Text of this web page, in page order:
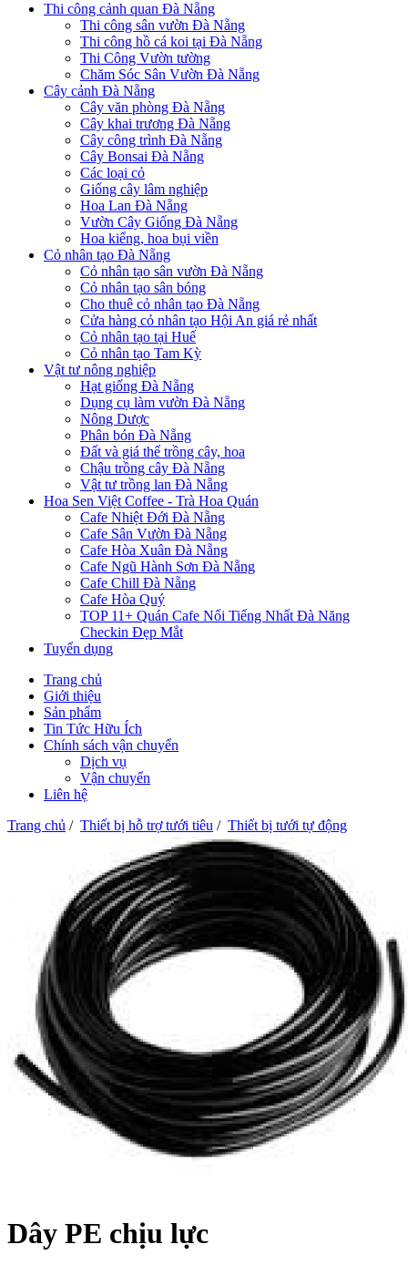
Thi công cảnh quan Đà Nẵng
Thi công sân vườn Đà Nẵng
Thi công hồ cá koi tại Đà Nẵng
Thi Công Vườn tường
Chăm Sóc Sân Vườn Đà Nẵng
Cây cảnh Đà Nẵng
Cây văn phòng Đà Nẵng
Cây khai trương Đà Nẵng
Cây công trình Đà Nẵng
Cây Bonsai Đà Nẵng
Các loại cỏ
Giống cây lâm nghiệp
Hoa Lan Đà Nẵng
Vườn Cây Giống Đà Nẵng
Hoa kiểng, hoa bụi viền
Cỏ nhân tạo Đà Nẵng
Cỏ nhân tạo sân vườn Đà Nẵng
Cỏ nhân tạo sân bóng
Cho thuê cỏ nhân tạo Đà Nẵng
Cửa hàng cỏ nhân tạo Hội An giá rẻ nhất
Cỏ nhân tạo tại Huế
Cỏ nhân tạo Tam Kỳ
Vật tư nông nghiệp
Hạt giống Đà Nẵng
Dụng cụ làm vườn Đà Nẵng
Nông Dược
Phân bón Đà Nẵng
Đất và giá thể trồng cây, hoa
Chậu trồng cây Đà Nẵng
Vật tư trồng lan Đà Nẵng
Hoa Sen Việt Coffee - Trà Hoa Quán
Cafe Nhiệt Đới Đà Nẵng
Cafe Sân Vườn Đà Nẵng
Cafe Hòa Xuân Đà Nẵng
Cafe Ngũ Hành Sơn Đà Nẵng
Cafe Chill Đà Nẵng
Cafe Hòa Quý
TOP 11+ Quán Cafe Nổi Tiếng Nhất Đà Năng
Checkin Đẹp Mắt
Tuyển dụng
Trang chủ
Giới thiệu
Sản phẩm
Tin Tức Hữu Ích
Chính sách vận chuyển
Dịch vụ
Vận chuyển
Liên hệ
Trang chủ / Thiết bị hỗ trợ tưới tiêu / Thiết bị tưới tự động
Dây PE chịu lực